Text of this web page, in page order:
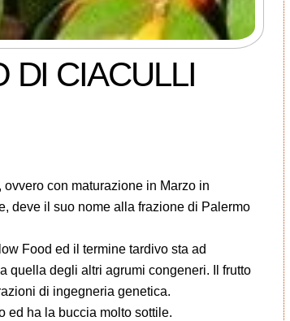
DI CIACULLI
con maturazione in Marzo in
deve il suo nome alla frazione di Palermo
Food ed il termine tardivo sta ad
quella degli altri agrumi congeneri. Il frutto
di ingegneria genetica.
ed ha la buccia molto sottile.